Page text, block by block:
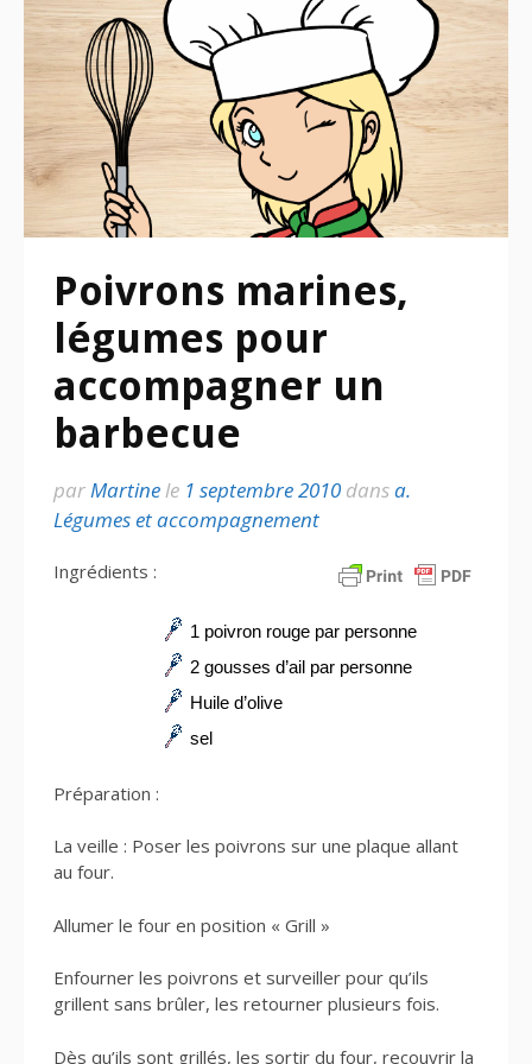
Poivrons marines,
légumes pour
accompagner un
barbecue
par Martine le 1 septembre 2010 dansa.
Légumes et accompagnement
Ingrédients :
1 poivron rouge par personne
2 gousses d’ail par personne
Huile d’olive
sel
Préparation :
La veille : Poser les poivrons sur une plaque allant
au four.
Allumer le four en position « Grill »
Enfourner les poivrons et surveiller pour qu’ils
grillent sans brûler, les retourner plusieurs fois.
Dès qu’ils sont grillés, les sortir du four, recouvrir la